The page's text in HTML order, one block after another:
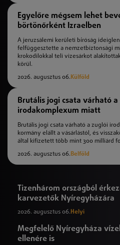
Egyelőre mégsem lehet
börtönőrként Izraelben
A jeruzsálemi kerületi bíróság
felfüggesztette a nemzetbiztonsági
krokodilokkal teli vizesárkot
körül.
2026. augusztus 06. Külföld
Brutális jogi csata várható a
irodakomplexum miatt
Brutális jogi csata várható a zuglói
kormány elállt a vásárlástól, és
által kifizetett több mint 300 milliárd
2026. augusztus 06.Belföld
Tizenhárom országból
karvezetők Nyíregyházára
2026. augusztus 06. Helyi
Megfelelő Nyíregyháza
ellenére is